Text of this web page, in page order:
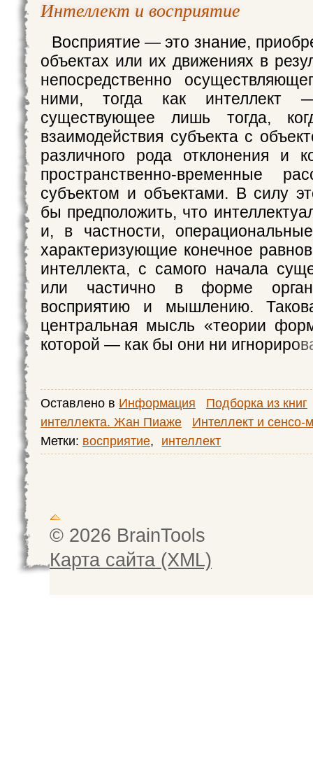
Интеллект и восприятие
Восприятие — это знание,
объектах или их движениях в
непосредственно
ними, тогда как интеллект
существующее лишь тогда,
взаимодействия субъекта с
различного рода отклонения и
пространственно-временные
субъектом и объектами. В силу
бы предположить, что
и, в частности,
характеризующие конечное
интеллекта, с самого начала
или частично в форме
восприятию и мышлению.
центральная мысль «теории
которой — как бы они ни
Оставлено в Информация
Подборка из книг
интеллекта. Жан Пиаже
Интеллект и
Метки: восприятие, интеллект
© 2026 BrainTools
Карта сайта (XML)